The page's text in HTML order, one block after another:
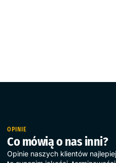
OPINIE
Co mówią o nas inni?
Opinie naszych klientów